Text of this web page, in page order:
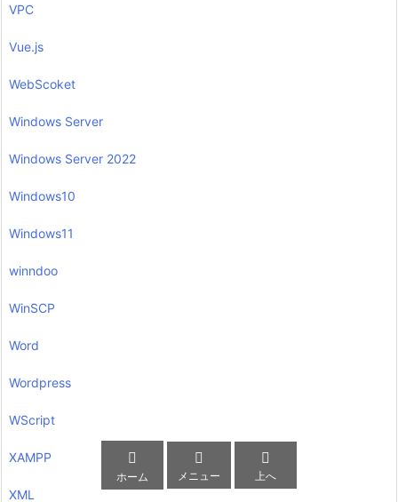
VPC
Vue.js
WebScoket
Windows Server
Windows Server 2022
Windows10
Windows11
winndoo
WinSCP
Word
Wordpress
WScript
XAMPP
XML

ホーム

メニュー

上へ